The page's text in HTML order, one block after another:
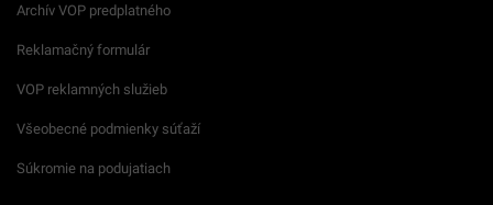
Archív VOP predplatného
Reklamačný formulár
VOP reklamných služieb
Všeobecné podmienky súťaží
Súkromie na podujatiach